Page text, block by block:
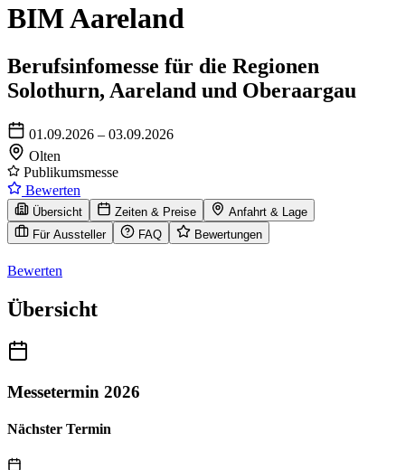
BIM Aareland
Berufsinfomesse für die Regionen
Solothurn, Aareland und Oberaargau
01.09.2026 – 03.09.2026
Olten
Publikumsmesse
Bewerten
Übersicht Zeiten & Preise
Anfahrt & Lage
Für Aussteller
FAQ Bewertungen
Bewerten
Übersicht
Messetermin 2026
Nächster Termin